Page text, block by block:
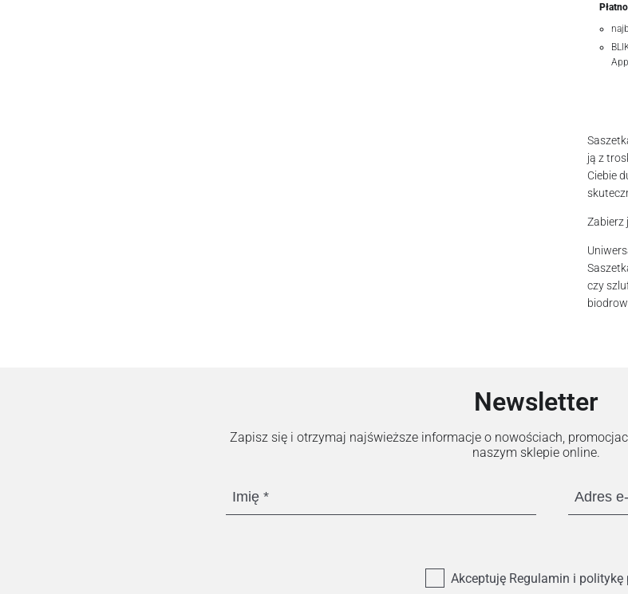
ją z
Ciebie
Zabierz
czy
Newsletter
Zapisz się i otrzymaj najświeższe informacje o nowościach,
naszym sklepie online.
Imię Adres
Akceptuję Regulamin i politykę